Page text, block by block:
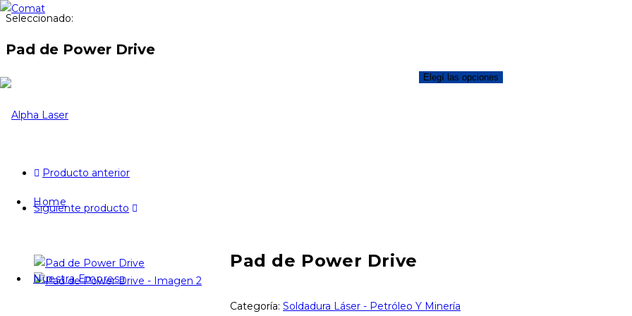
Home
Nuestra Empresa
Seleccionado:
Pad de Power Drive
Elegí las opciones
Producto anterior
Siguiente producto
Pad de Power Drive
Categoría: Soldadura Láser - Petróleo Y Minería